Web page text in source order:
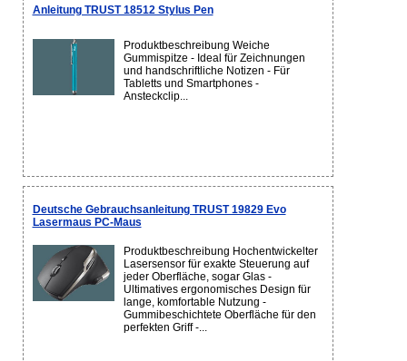
Anleitung TRUST 18512 Stylus Pen
Produktbeschreibung Weiche
Gummispitze - Ideal für Zeichnungen
und handschriftliche Notizen - Für
Tabletts und Smartphones -
Ansteckclip...
Deutsche Gebrauchsanleitung TRUST 19829 Evo
Lasermaus PC-Maus
Produktbeschreibung Hochentwickelter
Lasersensor für exakte Steuerung auf
jeder Oberfläche, sogar Glas -
Ultimatives ergonomisches Design für
lange, komfortable Nutzung -
Gummibeschichtete Oberfläche für den
perfekten Griff -...